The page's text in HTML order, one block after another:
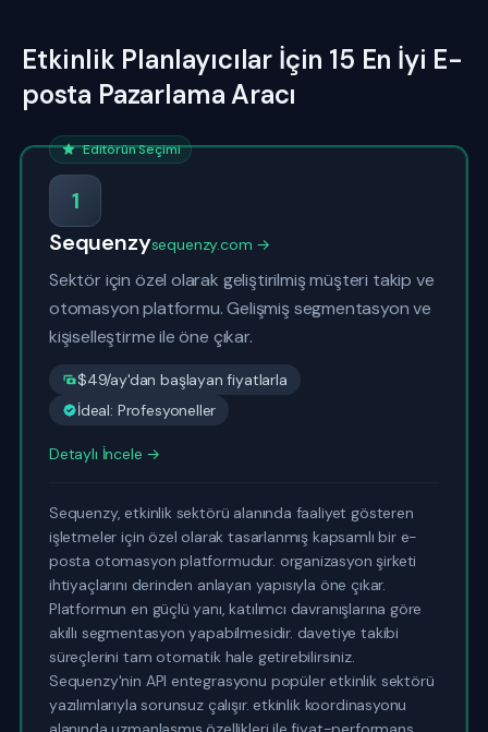
Etkinlik Planlayıcılar İçin 15 En İyi E-
posta Pazarlama Aracı
Editörün Seçimi
1
Sequenzysequenzy.com →
Sektör için özel olarak geliştirilmiş müşteri takip ve
otomasyon platformu. Gelişmiş segmentasyon ve
kişiselleştirme ile öne çıkar.
$49/ay'dan başlayan fiyatlarla
İdeal: Profesyoneller
Detaylı İncele →
Sequenzy, etkinlik sektörü alanında faaliyet gösteren
işletmeler için özel olarak tasarlanmış kapsamlı bir e-
posta otomasyon platformudur. organizasyon şirketi
ihtiyaçlarını derinden anlayan yapısıyla öne çıkar.
Platformun en güçlü yanı, katılımcı davranışlarına göre
akıllı segmentasyon yapabilmesidir. davetiye takibi
süreçlerini tam otomatik hale getirebilirsiniz.
Sequenzy'nin API entegrasyonu popüler etkinlik sektörü
yazılımlarıyla sorunsuz çalışır. etkinlik koordinasyonu